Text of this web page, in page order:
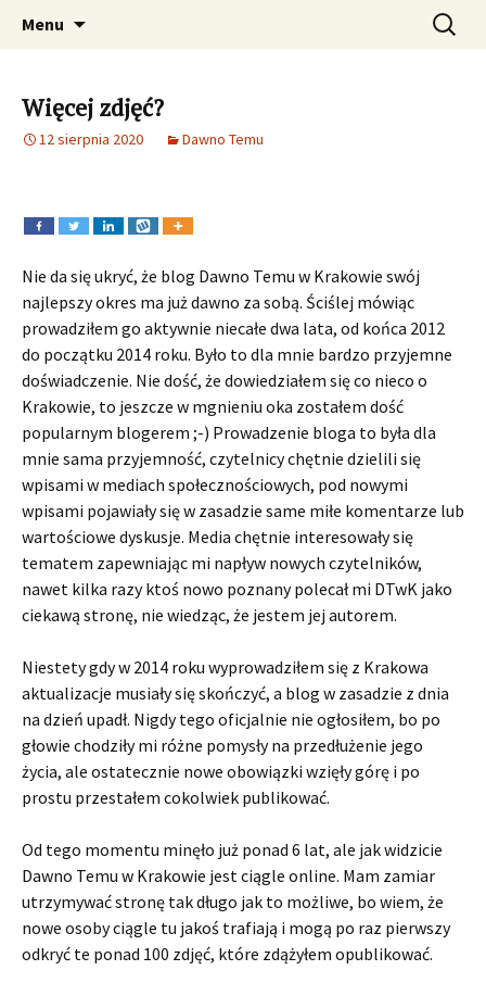
Dawno temu w Krakowie –
archiwalne i aktualne zdjęcia
Krakowa
Fotograficzna podróż w czasie. Zdjęcia
Krakowa, Kraków, zabytki, fotografie , foto
Menu Szukaj:
Więcej zdjęć?
12 sierpnia 2020 Dawno Temu
Nie da się ukryć, że blog Dawno Temu w Krakowie swój
najlepszy okres ma już dawno za sobą. Ściślej mówiąc
prowadziłem go aktywnie niecałe dwa lata, od końca 2012
do początku 2014 roku. Było to dla mnie bardzo przyjemne
doświadczenie. Nie dość, że dowiedziałem się co nieco o
Krakowie, to jeszcze w mgnieniu oka zostałem dość
popularnym blogerem ;-) Prowadzenie bloga to była dla
mnie sama przyjemność, czytelnicy chętnie dzielili się
wpisami w mediach społecznościowych, pod nowymi
wpisami pojawiały się w zasadzie same miłe komentarze lub
wartościowe dyskusje. Media chętnie interesowały się
tematem zapewniając mi napływ nowych czytelników,
nawet kilka razy ktoś nowo poznany polecał mi DTwK jako
ciekawą stronę, nie wiedząc, że jestem jej autorem.
Niestety gdy w 2014 roku wyprowadziłem się z Krakowa
aktualizacje musiały się skończyć, a blog w zasadzie z dnia
na dzień upadł. Nigdy tego oficjalnie nie ogłosiłem, bo po
głowie chodziły mi różne pomysły na przedłużenie jego
życia, ale ostatecznie nowe obowiązki wzięły górę i po
prostu przestałem cokolwiek publikować.
Od tego momentu minęło już ponad 6 lat, ale jak widzicie
Dawno Temu w Krakowie jest ciągle online. Mam zamiar
utrzymywać stronę tak długo jak to możliwe, bo wiem, że
nowe osoby ciągle tu jakoś trafiają i mogą po raz pierwszy
odkryć te ponad 100 zdjęć, które zdążyłem opublikować.